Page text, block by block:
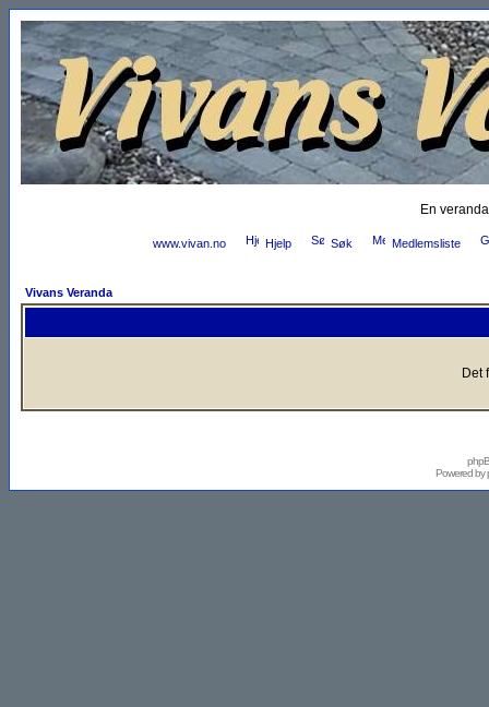
En
www.vivan.no Hjelp Søk Medlemsliste
Vivans Veranda
Det
Powered by